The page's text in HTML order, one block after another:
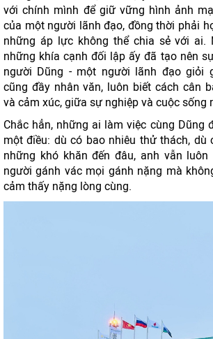
với chính mình để giữ vững hình ảnh
của một người lãnh đạo, đồng thời phải
những áp lực không thể chia sẻ với ai.
những khía cạnh đối lập ấy đã tạo nên
người Dũng - một người lãnh đạo giỏi
cũng đầy nhân văn, luôn biết cách cân
và cảm xúc, giữa sự nghiệp và cuộc sống
Chắc hẳn, những ai làm việc cùng Dũng
một điều: dù có bao nhiêu thử thách, dù
những khó khăn đến đâu, anh vẫn
người gánh vác mọi gánh nặng mà
cảm thấy nặng lòng cùng.